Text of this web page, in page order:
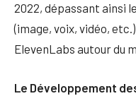
2022, dépassant ainsi
(image, voix, vidéo,
ElevenLabs autour du
Le Développement